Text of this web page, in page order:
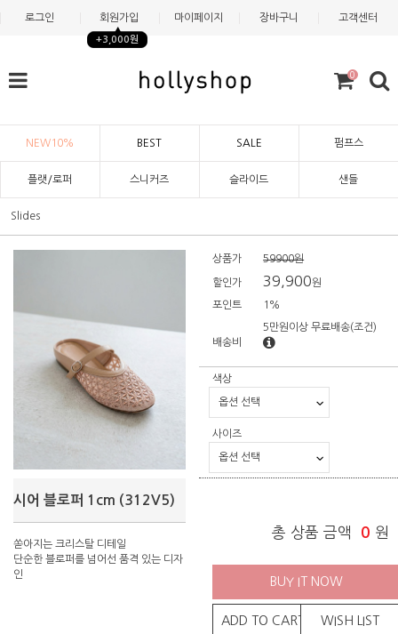
로그인 회원가입
+3,000원
마이페이지 장바구니 고객센터
0
NEW10% BEST SALE 펌프스
플랫/로퍼 스니커즈 슬라이드 샌들
Slides
시어 블로퍼 1cm (312V5)
쏟아지는 크리스탈 디테일
단순한 블로퍼를 넘어선 품격 있는 디자
인
상품가 59900원
할인가 39,900원
포인트 1%
배송비
5만원이상 무료배송(조건)
색상
사이즈
총 상품 금액 0 원
BUY IT NOW
ADD TO CART WISH LIST